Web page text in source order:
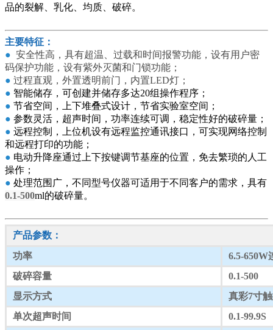
品的裂解、乳化、均质、破碎。
主要特征：
● 安全性高，具有超温、过载和时间报警功能，设有用户密
码保护功能，设有紫外灭菌和门锁功能；
● 过程直观，外置透明前门，内置LED灯；
● 智能储存，可创建并储存多达20组操作程序；
● 节省空间，上下堆叠式设计，节省实验室空间；
● 参数灵活，超声时间，功率连续可调，稳定性好的破碎量；
● 远程控制，上位机设有远程监控通讯接口，可实现网络控制
和远程打印的功能；
● 电动升降座通过上下按键调节基座的位置，免去繁琐的人工
操作；
● 处理范围广，不同型号仪器可适用于不同客户的需求，具有
0.1-500ml的破碎量。
产品参数：
功率
6.5-650W
破碎容量
0.1-500
显示方式
真彩7寸
单次超声时间
0.1-99.9S